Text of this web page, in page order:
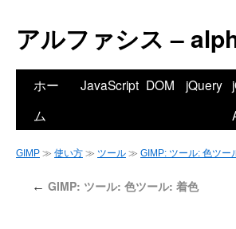
アルファシス –
ホー
ム
JavaScript DOM jQuery
GIMP ≫ 使い方 ≫ ツール ≫ GIMP: ツール: 色ツー
← GIMP: ツール: 色ツール: 着色